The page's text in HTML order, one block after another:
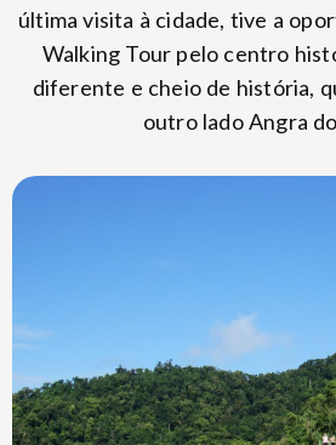
última visita à cidade, tive a
Walking Tour pelo centro
diferente e cheio de história,
outro lado Angra